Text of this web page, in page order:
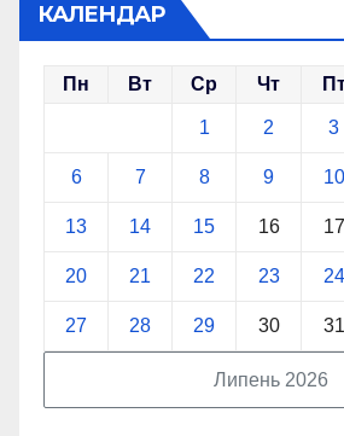
КАЛЕНДАР
Липень 2026
Пн Вт Ср Чт
1 2 3
6 7 8 9 10
13 14 15 16 17
20 21 22 23 24
27 28 29 30 31